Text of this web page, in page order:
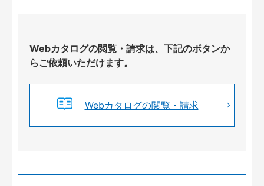
Webカタログの閲覧・請求は、下記のボタンか
らご依頼いただけます。
Webカタログの閲覧・請求